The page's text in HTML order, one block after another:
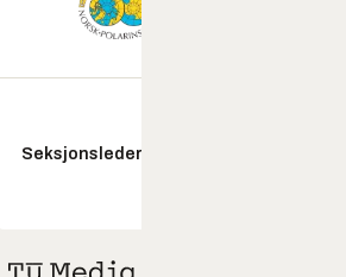
Seksjonsleder Nye Troll